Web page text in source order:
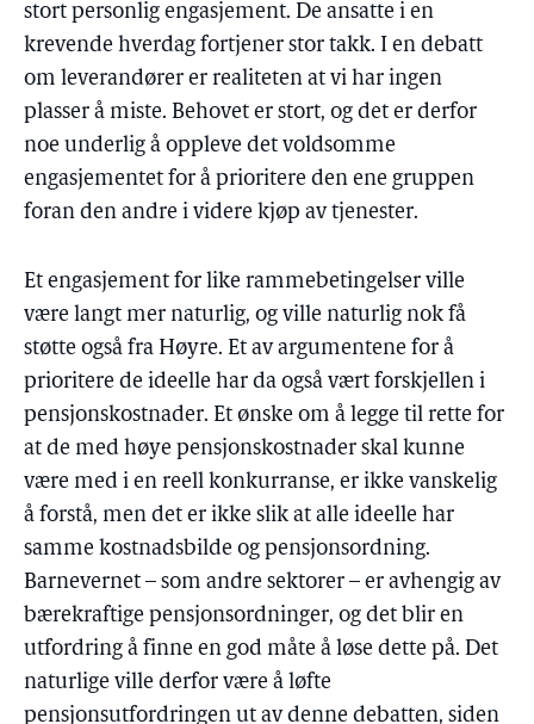
stort personlig engasjement. De ansatte i en
krevende hverdag fortjener stor takk. I en debatt
om leverandører er realiteten at vi har ingen
plasser å miste. Behovet er stort, og det er derfor
noe underlig å oppleve det voldsomme
engasjementet for å prioritere den ene gruppen
foran den andre i videre kjøp av tjenester.
Et engasjement for like rammebetingelser ville
være langt mer naturlig, og ville naturlig nok få
støtte også fra Høyre. Et av argumentene for å
prioritere de ideelle har da også vært forskjellen i
pensjonskostnader. Et ønske om å legge til rette for
at de med høye pensjonskostnader skal kunne
være med i en reell konkurranse, er ikke vanskelig
å forstå, men det er ikke slik at alle ideelle har
samme kostnadsbilde og pensjonsordning.
Barnevernet – som andre sektorer – er avhengig av
bærekraftige pensjonsordninger, og det blir en
utfordring å finne en god måte å løse dette på. Det
naturlige ville derfor være å løfte
pensjonsutfordringen ut av denne debatten, siden